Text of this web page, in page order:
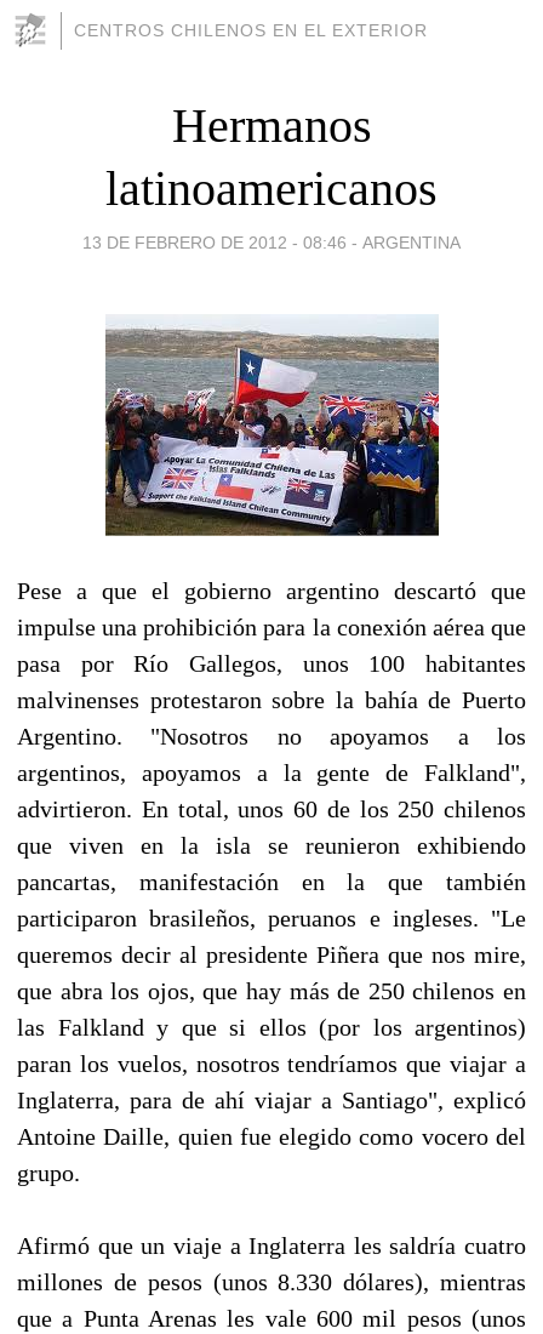
CENTROS CHILENOS EN EL EXTERIOR
Hermanos
latinoamericanos
13 DE FEBRERO DE 2012 - 08:46 - ARGENTINA
Pese a que el gobierno argentino descartó que
impulse una prohibición para la conexión aérea que
pasa por Río Gallegos, unos 100 habitantes
malvinenses protestaron sobre la bahía de Puerto
Argentino. "Nosotros no apoyamos a los
argentinos, apoyamos a la gente de Falkland",
advirtieron. En total, unos 60 de los 250 chilenos
que viven en la isla se reunieron exhibiendo
pancartas, manifestación en la que también
participaron brasileños, peruanos e ingleses. "Le
queremos decir al presidente Piñera que nos mire,
que abra los ojos, que hay más de 250 chilenos en
las Falkland y que si ellos (por los argentinos)
paran los vuelos, nosotros tendríamos que viajar a
Inglaterra, para de ahí viajar a Santiago", explicó
Antoine Daille, quien fue elegido como vocero del
grupo.
Afirmó que un viaje a Inglaterra les saldría cuatro
millones de pesos (unos 8.330 dólares), mientras
que a Punta Arenas les vale 600 mil pesos (unos